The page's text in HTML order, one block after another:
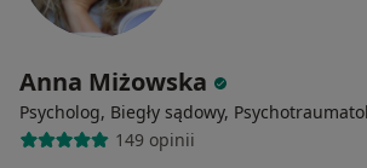
Anna Miżowska
Psycholog, Biegły sądowy,
149 opinii